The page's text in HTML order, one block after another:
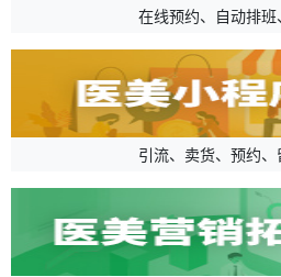
在线预约、自动排
引流、卖货、预约